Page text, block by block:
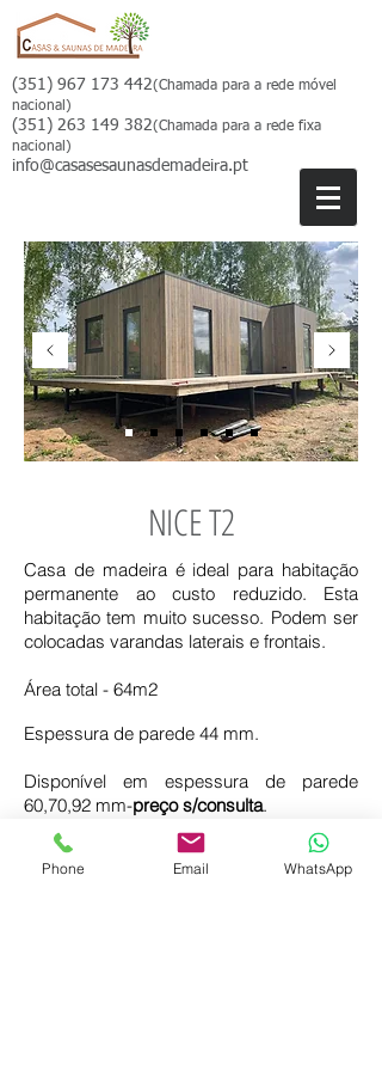
(351) 967 173 442(Chamada para a rede móvel
nacional)
(351) 263 149 382(Chamada para a rede fixa
nacional)
info@casasesaunasdemadeira.pt
NICE T2
Casa de madeira éideal para habitação
permanente ao custo reduzido. Esta
habitação tem muito sucesso. Podem ser
colocadas varandas laterais e frontais.
Área total - 64m2
Espessura de parede 44 mm.
Disponível em espessura de parede
60,70,92 mm-preço s/consulta.
Possibilidade de colocação segunda
parede de 22 mm e isolamento em lá
Phone Email WhatsApp